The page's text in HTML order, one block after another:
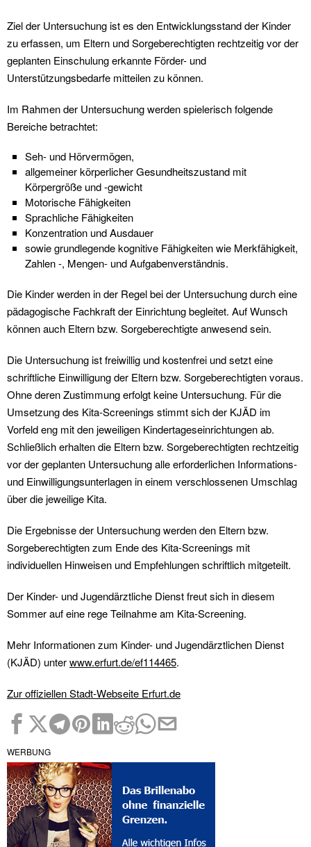
Ziel der Untersuchung ist es den Entwicklungsstand der Kinder
zu erfassen, um Eltern und Sorgeberechtigten rechtzeitig vor der
geplanten Einschulung erkannte Förder- und
Unterstützungsbedarfe mitteilen zu können.
Im Rahmen der Untersuchung werden spielerisch folgende
Bereiche betrachtet:
Seh- und Hörvermögen,
allgemeiner körperlicher Gesundheitszustand mit
Körpergröße und -gewicht
Motorische Fähigkeiten
Sprachliche Fähigkeiten
Konzentration und Ausdauer
sowie grundlegende kognitive Fähigkeiten wie Merkfähigkeit,
Zahlen -, Mengen- und Aufgabenverständnis.
Die Kinder werden in der Regel bei der Untersuchung durch eine
pädagogische Fachkraft der Einrichtung begleitet. Auf Wunsch
können auch Eltern bzw. Sorgeberechtigte anwesend sein.
Die Untersuchung ist freiwillig und kostenfrei und setzt eine
schriftliche Einwilligung der Eltern bzw. Sorgeberechtigten voraus.
Ohne deren Zustimmung erfolgt keine Untersuchung. Für die
Umsetzung des Kita-Screenings stimmt sich der KJÄD im
Vorfeld eng mit den jeweiligen Kindertageseinrichtungen ab.
Schließlich erhalten die Eltern bzw. Sorgeberechtigten rechtzeitig
vor der geplanten Untersuchung alle erforderlichen Informations-
und Einwilligungsunterlagen in einem verschlossenen Umschlag
über die jeweilige Kita.
Die Ergebnisse der Untersuchung werden den Eltern bzw.
Sorgeberechtigten zum Ende des Kita-Screenings mit
individuellen Hinweisen und Empfehlungen schriftlich mitgeteilt.
Der Kinder- und Jugendärztliche Dienst freut sich in diesem
Sommer auf eine rege Teilnahme am Kita-Screening.
Mehr Informationen zum Kinder- und Jugendärztlichen Dienst
(KJÄD) unterwww.erfurt.de/ef114465.
Zur offiziellen Stadt-Webseite Erfurt.de
WERBUNG